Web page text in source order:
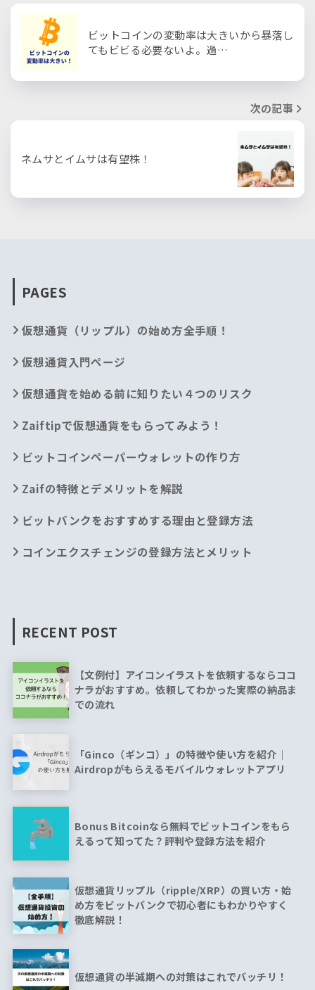
ビットコインの変動率は大きいから暴落し
てもビビる必要ないよ。過…
次の記事
ネムサとイムサは有望株！
PAGES
仮想通貨（リップル）の始め方全手順！
仮想通貨入門ページ
仮想通貨を始める前に知りたい４つのリスク
Zaiftipで仮想通貨をもらってみよう！
ビットコインペーパーウォレットの作り方
Zaifの特徴とデメリットを解説
ビットバンクをおすすめする理由と登録方法
コインエクスチェンジの登録方法とメリット
RECENT POST
【文例付】アイコンイラストを依頼するならココ
ナラがおすすめ。依頼してわかった実際の納品ま
での流れ
「Ginco（ギンコ）」の特徴や使い方を紹介｜
Airdropがもらえるモバイルウォレットアプリ
Bonus Bitcoinなら無料でビットコインをもら
えるって知ってた？評判や登録方法を紹介
仮想通貨リップル（ripple/XRP）の買い方・始
め方をビットバンクで初心者にもわかりやすく
徹底解説！
仮想通貨の半減期への対策はこれでバッチリ！